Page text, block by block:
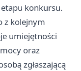
konkursu.
z kolejnym
umiejętności
oraz
zgłaszającą